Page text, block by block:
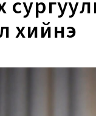
хийнэ